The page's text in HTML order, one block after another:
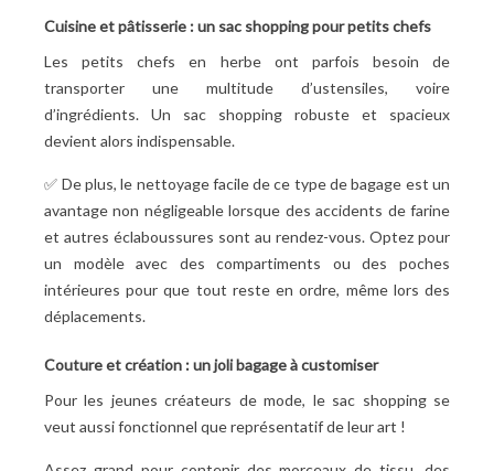
Cuisine et pâtisserie : un sac shopping pour petits chefs
Les petits chefs en herbe ont parfois besoin de
transporter une multitude d’ustensiles, voire
d’ingrédients. Un sac shopping robuste et spacieux
devient alors indispensable.
✅ De plus, le nettoyage facile de ce type de bagage est un
avantage non négligeable lorsque des accidents de farine
et autres éclaboussures sont au rendez-vous. Optez pour
un modèle avec des compartiments ou des poches
intérieures pour que tout reste en ordre, même lors des
déplacements.
Couture et création : un joli bagage à customiser
Pour les jeunes créateurs de mode, le sac shopping se
veut aussi fonctionnel que représentatif de leur art !